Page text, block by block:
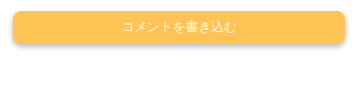
コメントを書き込む